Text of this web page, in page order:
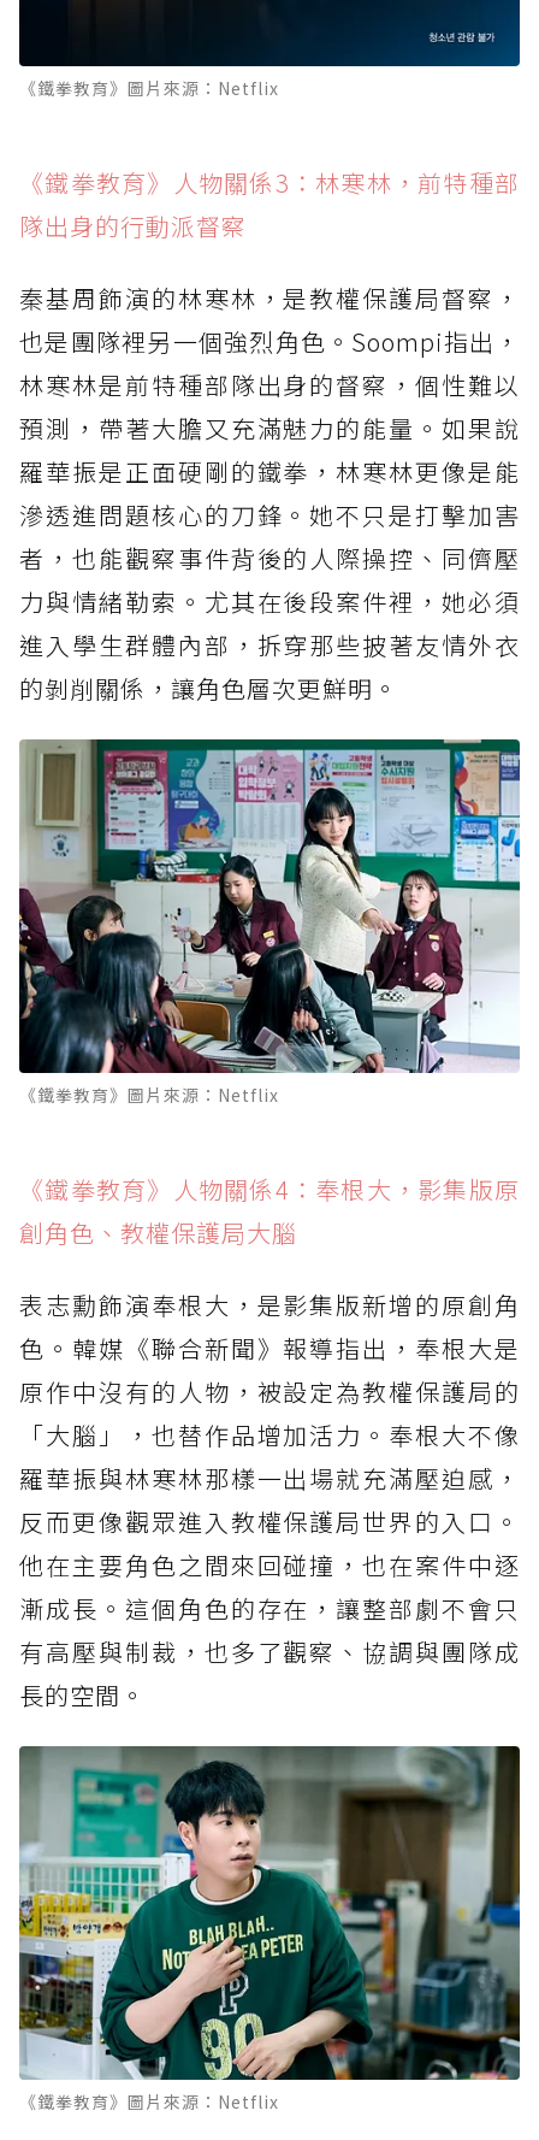
《鐵拳教育》圖片來源：Netflix
《鐵拳教育》人物關係3：林寒林，前特種部
隊出身的行動派督察
秦基周飾演的林寒林，是教權保護局督察，
也是團隊裡另一個強烈角色。Soompi指出，
林寒林是前特種部隊出身的督察，個性難以
預測，帶著大膽又充滿魅力的能量。如果說
羅華振是正面硬剛的鐵拳，林寒林更像是能
滲透進問題核心的刀鋒。她不只是打擊加害
者，也能觀察事件背後的人際操控、同儕壓
力與情緒勒索。尤其在後段案件裡，她必須
進入學生群體內部，拆穿那些披著友情外衣
的剝削關係，讓角色層次更鮮明。
《鐵拳教育》圖片來源：Netflix
《鐵拳教育》人物關係4：奉根大，影集版原
創角色、教權保護局大腦
表志勳飾演奉根大，是影集版新增的原創角
色。韓媒《聯合新聞》報導指出，奉根大是
原作中沒有的人物，被設定為教權保護局的
「大腦」，也替作品增加活力。奉根大不像
羅華振與林寒林那樣一出場就充滿壓迫感，
反而更像觀眾進入教權保護局世界的入口。
他在主要角色之間來回碰撞，也在案件中逐
漸成長。這個角色的存在，讓整部劇不會只
有高壓與制裁，也多了觀察、協調與團隊成
長的空間。
《鐵拳教育》圖片來源：Netflix